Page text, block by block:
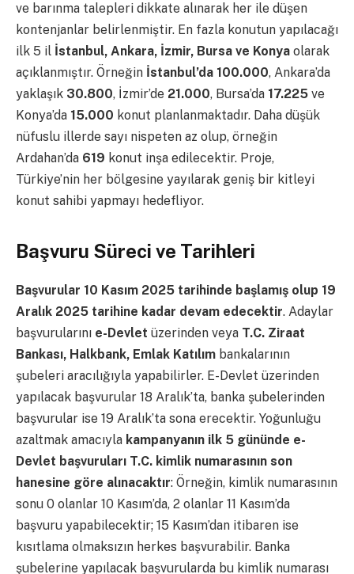
ve barınma talepleri dikkate alınarak her ile düşen
kontenjanlar belirlenmiştir. En fazla konutun yapılacağı
ilk 5 il İstanbul, Ankara, İzmir, Bursa ve Konya olarak
açıklanmıştır. Örneğin İstanbul’da 100.000, Ankara’da
yaklaşık 30.800, İzmir’de 21.000, Bursa’da 17.225 ve
Konya’da 15.000 konut planlanmaktadır. Daha düşük
nüfuslu illerde sayı nispeten az olup, örneğin
Ardahan’da 619 konut inşa edilecektir. Proje,
Türkiye’nin her bölgesine yayılarak geniş bir kitleyi
konut sahibi yapmayı hedefliyor.
Başvuru Süreci ve Tarihleri
Başvurular 10 Kasım 2025 tarihinde başlamış olup 19
Aralık 2025 tarihine kadar devam edecektir. Adaylar
başvurularını e-Devlet üzerinden veya T.C. Ziraat
Bankası, Halkbank, Emlak Katılım bankalarının
şubeleri aracılığıyla yapabilirler. E-Devlet üzerinden
yapılacak başvurular 18 Aralık’ta, banka şubelerinden
başvurular ise 19 Aralık’ta sona erecektir. Yoğunluğu
azaltmak amacıyla kampanyanın ilk 5 gününde e-
Devlet başvuruları T.C. kimlik numarasının son
hanesine göre alınacaktır: Örneğin, kimlik numarasının
sonu 0 olanlar 10 Kasım’da, 2 olanlar 11 Kasım’da
başvuru yapabilecektir; 15 Kasım’dan itibaren ise
kısıtlama olmaksızın herkes başvurabilir. Banka
şubelerine yapılacak başvurularda bu kimlik numarası